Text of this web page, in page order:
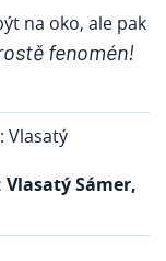
na oko, ale pak
fenomén!
Sámer,